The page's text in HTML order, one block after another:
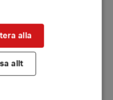
alla
allt